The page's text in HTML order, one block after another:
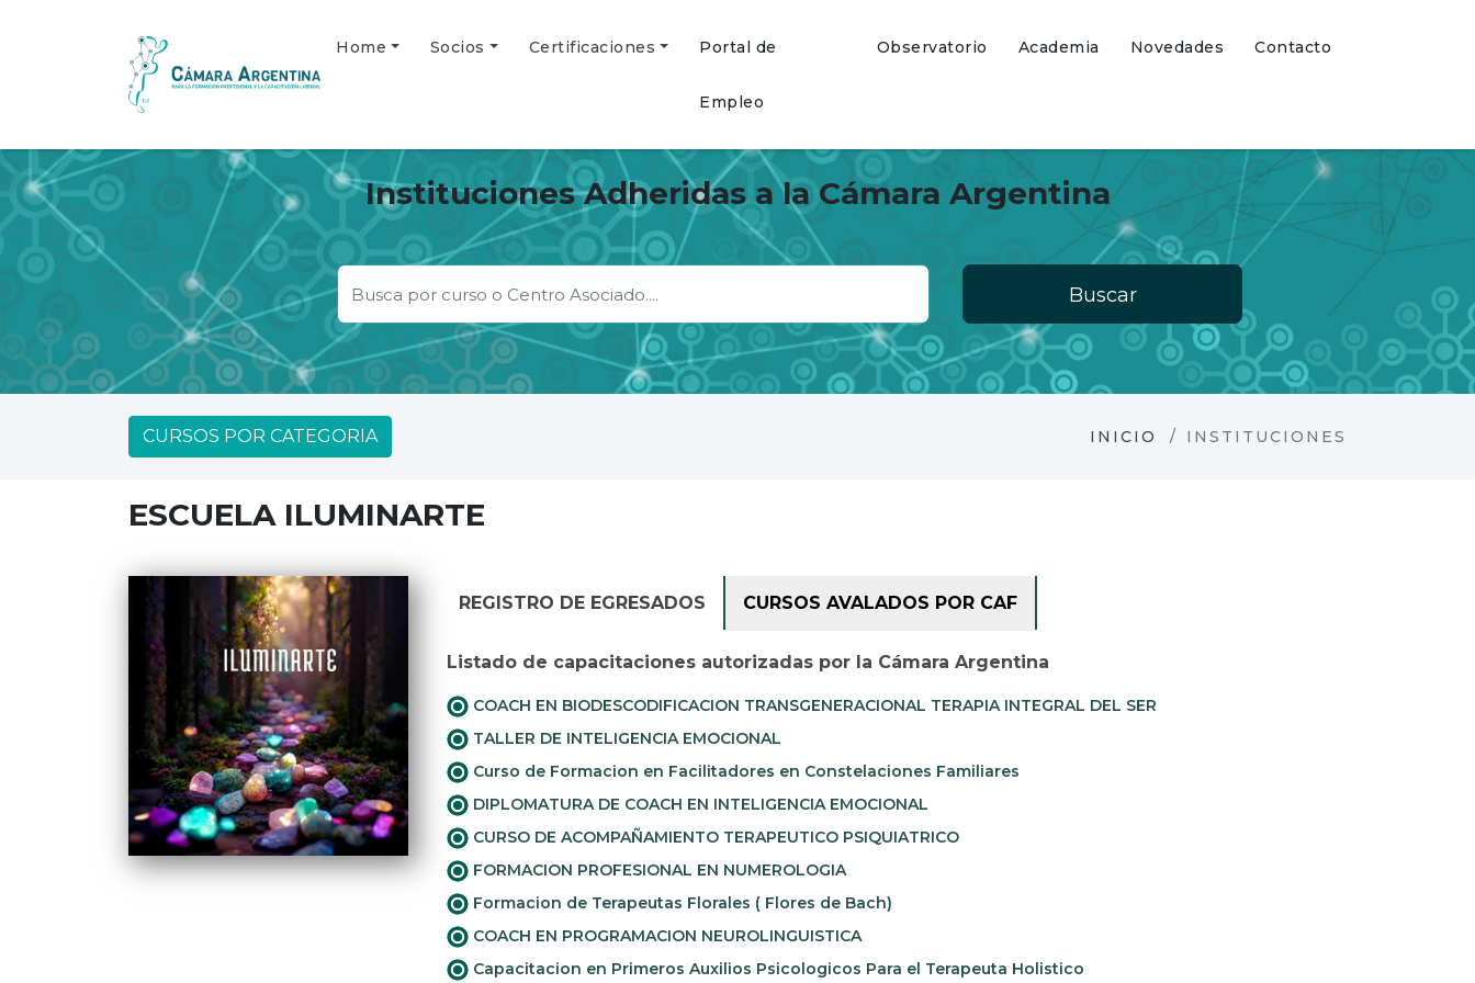
Home Socios Certificaciones Portal de
Empleo
Observatorio Academia Novedades Contacto
Instituciones Adheridas a la Cámara Argentina
Buscar
CURSOS POR CATEGORIA INICIO INSTITUCIONES
ESCUELA ILUMINARTE
REGISTRO DE EGRESADOS CURSOS AVALADOS POR CAF
Listado de capacitaciones autorizadas por la Cámara Argentina
COACH EN BIODESCODIFICACION TRANSGENERACIONAL TERAPIA INTEGRAL DEL SER
TALLER DE INTELIGENCIA EMOCIONAL
Curso de Formacion en Facilitadores en Constelaciones Familiares
DIPLOMATURA DE COACH EN INTELIGENCIA EMOCIONAL
CURSO DE ACOMPAÑAMIENTO TERAPEUTICO PSIQUIATRICO
FORMACION PROFESIONAL EN NUMEROLOGIA
Formacion de Terapeutas Florales ( Flores de Bach)
COACH EN PROGRAMACION NEUROLINGUISTICA
Capacitacion en Primeros Auxilios Psicologicos Para el Terapeuta Holistico